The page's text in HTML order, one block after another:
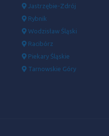
Jastrzębie-Zdrój
Rybnik
Wodzisław Śląski
Racibórz
Piekary Śląskie
Tarnowskie Góry